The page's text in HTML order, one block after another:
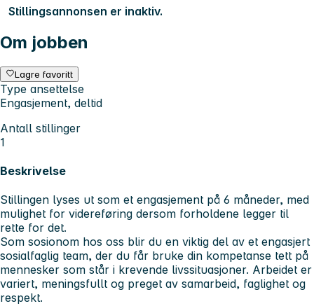
Stillingsannonsen er inaktiv.
Om jobben
Lagre favoritt
Type ansettelse
Engasjement, deltid
Antall stillinger
1
Beskrivelse
Stillingen lyses ut som et engasjement på 6 måneder, med
mulighet for videreføring dersom forholdene legger til
rette for det.
Som sosionom hos oss blir du en viktig del av et engasjert
sosialfaglig team, der du får bruke din kompetanse tett på
mennesker som står i krevende livssituasjoner. Arbeidet er
variert, meningsfullt og preget av samarbeid, faglighet og
respekt.